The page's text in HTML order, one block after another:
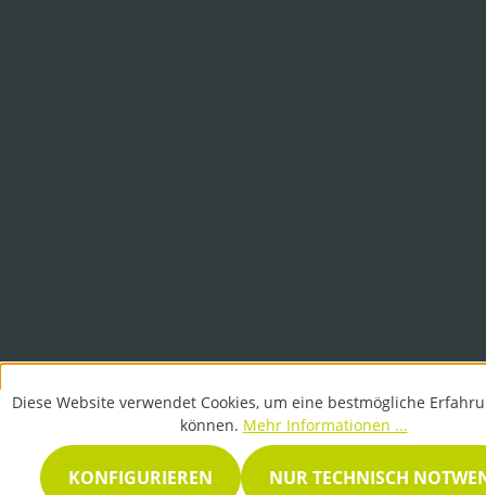
Diese Website verwendet Cookies, um eine bestmögliche
können. Mehr Informationen ...
NUR TECHNISCH
KONFIGURIEREN